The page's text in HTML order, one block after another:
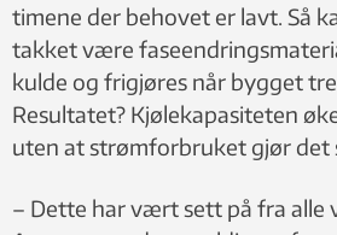
timene der behovet er lavt. Så
takket være
kulde og frigjøres når bygget
Resultatet? Kjølekapasiteten
uten at strømforbruket gjør det
– Dette har vært sett på fra alle